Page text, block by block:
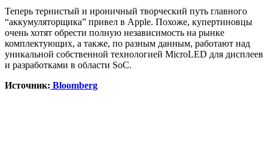
Теперь тернистый и ироничный творческий путь главного
“аккумуляторщика” привел в Apple. Похоже, купертиновцы
очень хотят обрести полную независимость на рынке
комплектующих, а также, по разным данным, работают над
уникальной собственной технологией MicroLED для дисплеев
и разработками в области SoC.
Источник: Bloomberg